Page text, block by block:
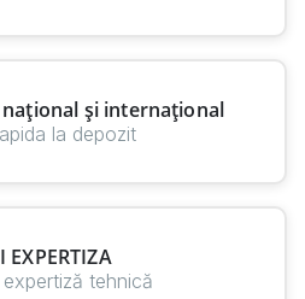
și internațional
la depozit
EXPERTIZA
tehnică